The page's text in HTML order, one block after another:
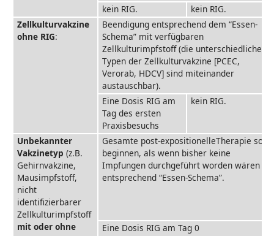
kein RIG.
kein RIG.
Zellkulturvakzine
ohne RIG:
Beendigung entsprechend dem “Essen-
Schema” mit verfügbaren
Zellkulturimpfstoff (die unterschiedlichen
Typen der Zellkulturvakzine [PCEC,
Verorab, HDCV] sind miteinander
austauschbar).
Eine Dosis RIG am
Tag des ersten
Praxisbesuchs
kein RIG.
Unbekannter
Vakzinetyp (z.B.
Gehirnvakzine,
Mausimpfstoff,
nicht
identifizierbarer
Zellkulturimpfstoff
mit oder ohne
Gesamte post-expositionelleTherapie so
beginnen, als wenn bisher keine
Impfungen durchgeführt worden wären -
entsprechend “Essen-Schema”.
Eine Dosis RIG am Tag 0